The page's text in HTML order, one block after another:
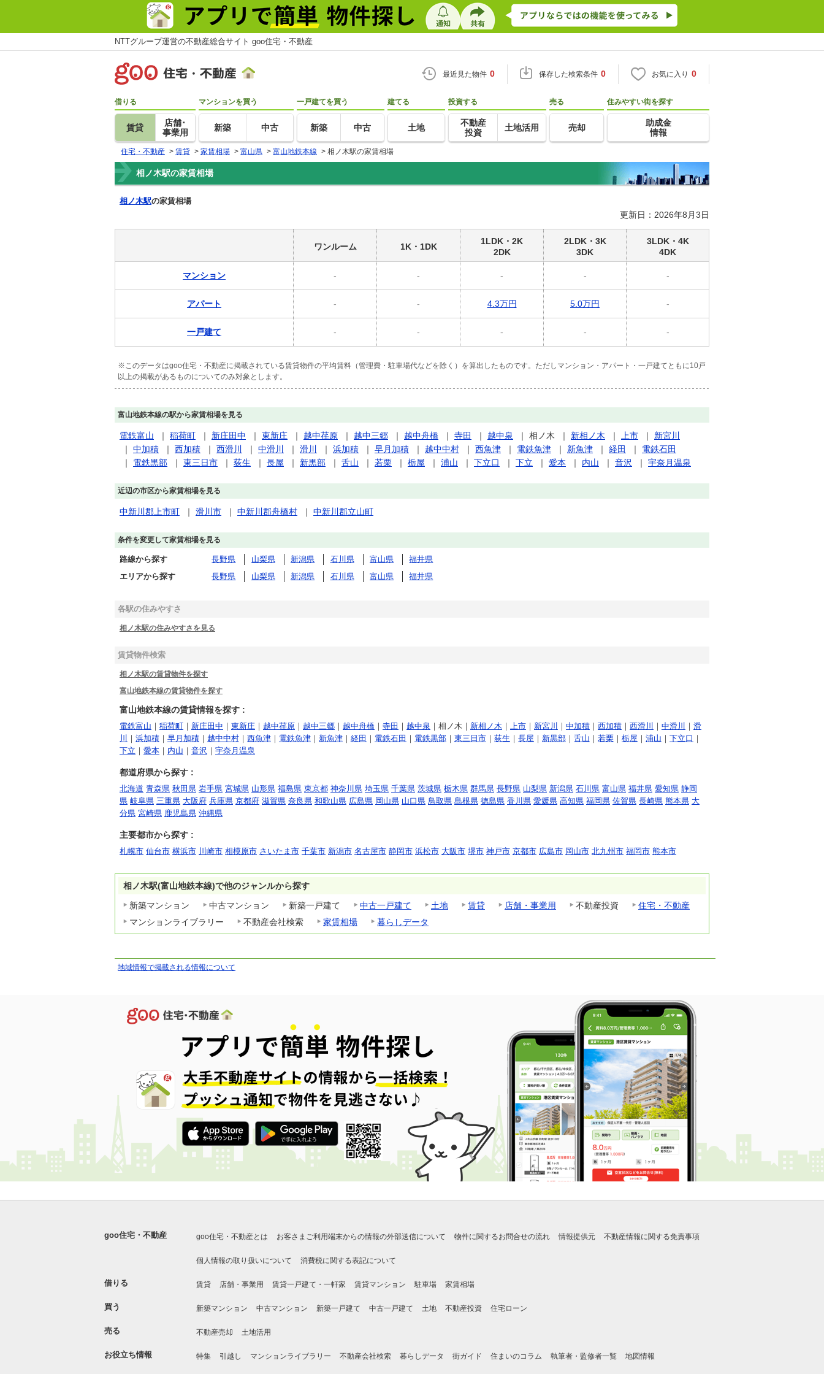
NTTグループ運営の不動産総合サイト goo住宅・不動産
最近見た物件 0 保存した検索条件 0 お気に入り 0
借りる
賃貸
店舗･
事業用
マンションを買う
新築 中古
一戸建てを買う
新築 中古
建てる
土地
投資する
不動産
投資
土地活用
売る
売却
住みやすい街を探す
助成金
情報
住宅・不動産 > 賃貸 > 家賃相場 > 富山県 > 富山地鉄本線 > 相ノ木駅の家賃相場
相ノ木駅の家賃相場
相ノ木駅の家賃相場
更新日：2026年8月3日
ワンルーム 1K・1DK
1LDK・2K
2DK
2LDK・3K
3DK
3LDK・4K
4DK
マンション - - - - -
アパート - - 4.3万円 5.0万円 -
一戸建て - - - - -
※このデータはgoo住宅・不動産に掲載されている賃貸物件の平均賃料（管理費・駐車場代などを除く）を算出したものです。ただしマンション・アパート・一戸建てともに10戸
以上の掲載があるものについてのみ対象とします。
富山地鉄本線の駅から家賃相場を見る
電鉄富山 ｜ 稲荷町 ｜ 新庄田中 ｜ 東新庄 ｜ 越中荏原 ｜ 越中三郷 ｜ 越中舟橋 ｜ 寺田 ｜ 越中泉 ｜ 相ノ木 ｜ 新相ノ木 ｜ 上市 ｜ 新宮川
｜ 中加積 ｜ 西加積 ｜ 西滑川 ｜ 中滑川 ｜ 滑川 ｜ 浜加積 ｜ 早月加積 ｜ 越中中村 ｜ 西魚津 ｜ 電鉄魚津 ｜ 新魚津 ｜ 経田 ｜ 電鉄石田
｜ 電鉄黒部 ｜ 東三日市 ｜ 荻生 ｜ 長屋 ｜ 新黒部 ｜ 舌山 ｜ 若栗 ｜ 栃屋 ｜ 浦山 ｜ 下立口 ｜ 下立 ｜ 愛本 ｜ 内山 ｜ 音沢 ｜ 宇奈月温泉
近辺の市区から家賃相場を見る
中新川郡上市町 ｜ 滑川市 ｜ 中新川郡舟橋村 ｜ 中新川郡立山町
条件を変更して家賃相場を見る
路線から探す 長野県 山梨県 新潟県 石川県 富山県
福井県
エリアから探す
長野県 山梨県 新潟県 石川県 富山県 福井県
各駅の住みやすさ
相ノ木駅の住みやすさを見る
賃貸物件検索
相ノ木駅の賃貸物件を探す
富山地鉄本線の賃貸物件を探す
富山地鉄本線の賃貸情報を探す :
電鉄富山 ｜ 稲荷町 ｜ 新庄田中 ｜ 東新庄 ｜ 越中荏原 ｜ 越中三郷 ｜ 越中舟橋 ｜ 寺田 ｜ 越中泉 ｜相ノ木｜ 新相ノ木 ｜ 上市 ｜ 新宮川 ｜ 中加積 ｜ 西加積 ｜ 西滑川 ｜ 中滑川 ｜ 滑
川
｜ 浜加積 ｜ 早月加積 ｜ 越中中村 ｜ 西魚津 ｜ 電鉄魚津 ｜ 新魚津 ｜ 経田 ｜ 電鉄石田 ｜ 電鉄黒部 ｜ 東三日市 ｜ 荻生 ｜ 長屋 ｜ 新黒部 ｜ 舌山 ｜ 若栗 ｜ 栃屋 ｜ 浦山 ｜ 下立口 ｜
下立 ｜ 愛本 ｜ 内山 ｜ 音沢 ｜ 宇奈月温泉
都道府県から探す :
北海道 青森県 秋田県 岩手県 宮城県 山形県 福島県 東京都 神奈川県 埼玉県 千葉県 茨城県 栃木県 群馬県 長野県 山梨県 新潟県 石川県 富山県 福井県 愛知県 静岡
県 岐阜県 三重県 大阪府 兵庫県 京都府 滋賀県 奈良県 和歌山県 広島県 岡山県 山口県 鳥取県 島根県 徳島県 香川県 愛媛県 高知県 福岡県 佐賀県 長崎県 熊本県 大
分県 宮崎県 鹿児島県 沖縄県
主要都市から探す :
札幌市 仙台市 横浜市 川崎市 相模原市 さいたま市 千葉市 新潟市 名古屋市 静岡市 浜松市 大阪市 堺市 神戸市 京都市 広島市 岡山市 北九州市 福岡市 熊本市
相ノ木駅(富山地鉄本線)で他のジャンルから探す
新築マンション
中古マンション 新築一戸建て 中古一戸建て 土地 賃貸 店舗・事業用 不動産投資
住宅・不動産
マンションライブラリー
不動産会社検索 家賃相場 暮らしデータ
地域情報で掲載される情報について
goo住宅・不動産 goo住宅・不動産とは お客さまご利用端末からの情報の外部送信について 物件に関するお問合せの流れ 情報提供元 不動産情報に関する免責事項
個人情報の取り扱いについて 消費税に関する表記について
借りる 賃貸 店舗・事業用 賃貸一戸建て・一軒家 賃貸マンション 駐車場 家賃相場
買う 新築マンション 中古マンション 新築一戸建て 中古一戸建て 土地 不動産投資 住宅ローン
売る 不動産売却 土地活用
お役立ち情報 特集 引越し マンションライブラリー 不動産会社検索 暮らしデータ 街ガイド 住まいのコラム 執筆者・監修者一覧 地図情報